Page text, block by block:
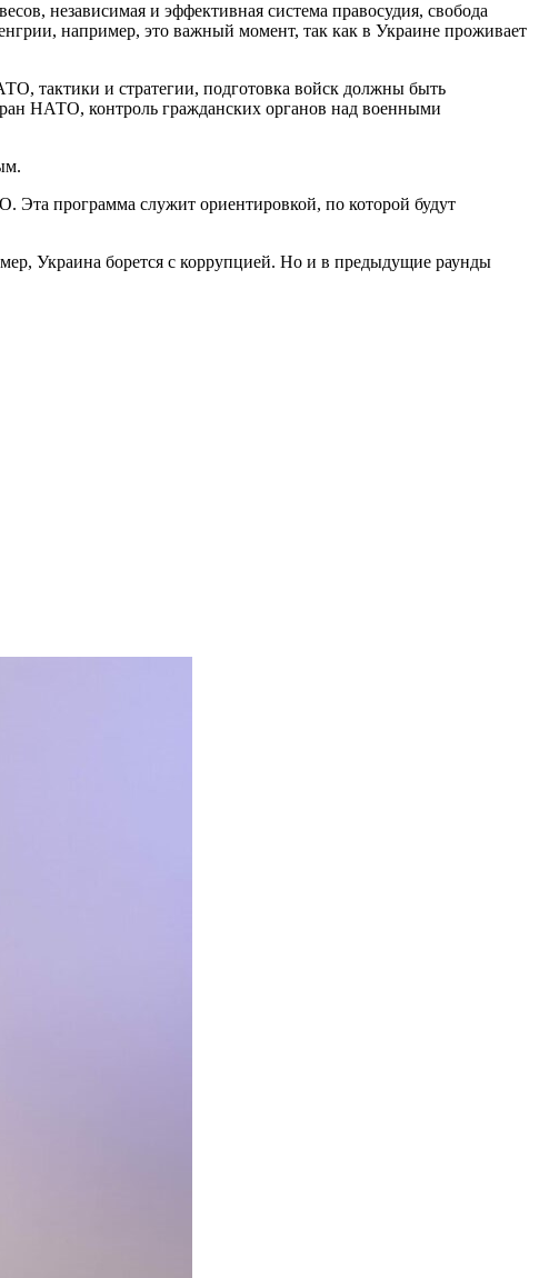
независимая и эффективная система правосудия, свобода
например, это важный момент, так как в Украине проживает
тактики и стратегии, подготовка войск должны быть
НАТО, контроль гражданских органов над военными
программа служит ориентировкой, по которой будут
Украина борется с коррупцией. Но и в предыдущие раунды